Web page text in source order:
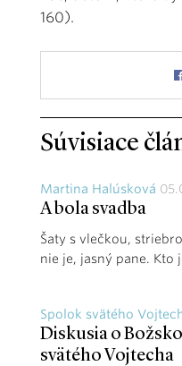
160).
Súvisiace
Martina Halúsková
A bola svadba
Šaty s vlečkou,
nie je, jasný pane. Kto
Spolok svätého
Diskusia o
svätého Vojtecha